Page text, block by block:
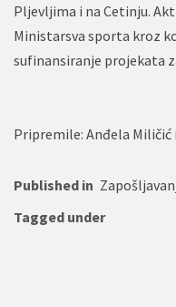
Pljevljima i na Cetinju.
Ministarsva sporta kroz
sufinansiranje projekata
Pripremile: Anđela Miličić
Published in
Tagged under